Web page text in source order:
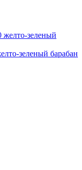
зеленый барабан